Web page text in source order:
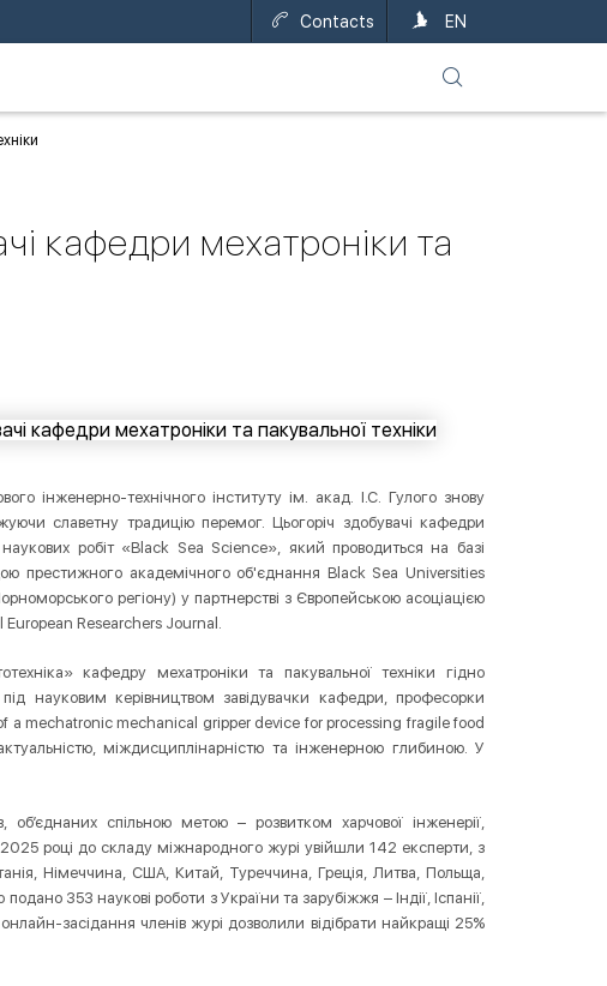
EN
UA
Contacts
кафедри мехатроніки та
інженерно-технічного інституту ім. акад. І.С. Гулого знову
славетну традицію перемог. Цьогоріч здобувачі кафедри
робіт «Black Sea Science», який проводиться на базі
престижного академічного об'єднання Black Sea Universities
регіону) у партнерстві з Європейською асоціацією
Researchers Journal.
кафедру мехатроніки та пакувальної техніки гідно
науковим керівництвом завідувачки кафедри, професорки
a mechatronic mechanical gripper device for processing fragile food
міждисциплінарністю та інженерною глибиною. У
об’єднаних спільною метою – розвитком харчової інженерії,
році до складу міжнародного журі увійшли 142 експерти, з
Німеччина, США, Китай, Туреччина, Греція, Литва, Польща,
353 наукові роботи з України та зарубіжжя – Індії, Іспанії,
засідання членів журі дозволили відібрати найкращі 25%